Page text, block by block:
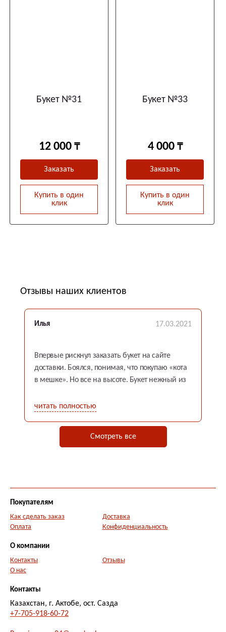
Букет №31
12 000
Заказать
Купить в один
клик
Букет №33
4 000
Заказать
Купить в один
клик
Отзывы наших клиентов
Илья 17.03.2021
Впервые рискнул заказать букет на сайте
доставки. Боялся, понимая, что покупаю «кота
в мешке». Но все на высоте. Букет нежный из
упакован. Приятные сотрудники. Браво! Теперь
читать полностью
Смотреть все
Контакты
Казахстан, г. Актобе, ост. Сазда
+7-705-918-60-72
Покупателям
Как сделать заказ
Оплата
Доставка
Конфиденциальность
О компании
Контакты
О нас
Отзывы